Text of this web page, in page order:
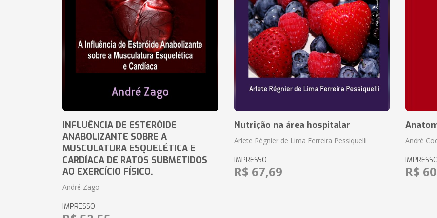
INFLUÊNCIA DE ESTERÓIDE
ANABOLIZANTE SOBRE A
MUSCULATURA ESQUELÉTICA E
CARDÍACA DE RATOS SUBMETIDOS
AO EXERCÍCIO FÍSICO.
André Zago
IMPRESSO
Nutrição na área hospitalar
Arlete Régnier de Lima Ferreira Pessiquelli
IMPRESSO
R$ 67,69
André
IMPRESSO
R$